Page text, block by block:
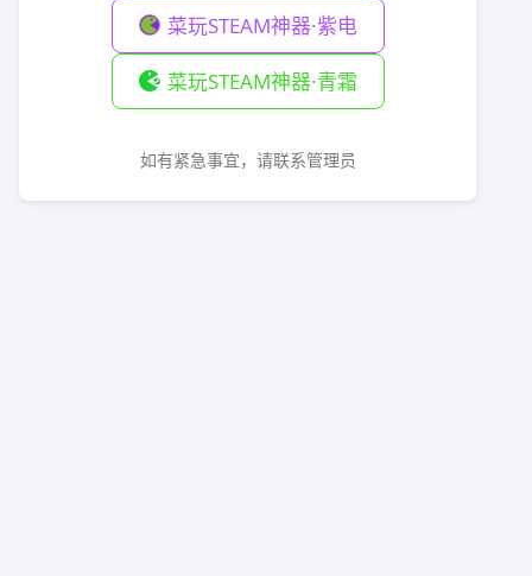
菜玩STEAM神器·紫电
菜玩STEAM神器·青霜
如有紧急事宜，请联系管理员